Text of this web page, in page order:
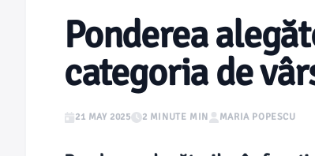
Ponderea
categoria de
21 MAY 2025 2 MINUTE MIN MARIA POPESCU